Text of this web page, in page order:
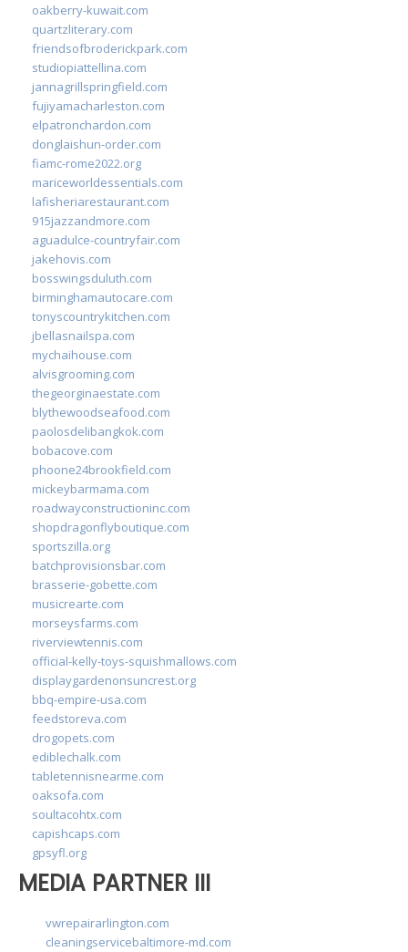
oakberry-kuwait.com
quartzliterary.com
friendsofbroderickpark.com
studiopiattellina.com
jannagrillspringfield.com
fujiyamacharleston.com
elpatronchardon.com
donglaishun-order.com
fiamc-rome2022.org
mariceworldessentials.com
lafisheriarestaurant.com
915jazzandmore.com
aguadulce-countryfair.com
jakehovis.com
bosswingsduluth.com
birminghamautocare.com
tonyscountrykitchen.com
jbellasnailspa.com
mychaihouse.com
alvisgrooming.com
thegeorginaestate.com
blythewoodseafood.com
paolosdelibangkok.com
bobacove.com
phoone24brookfield.com
mickeybarmama.com
roadwayconstructioninc.com
shopdragonflyboutique.com
sportszilla.org
batchprovisionsbar.com
brasserie-gobette.com
musicrearte.com
morseysfarms.com
riverviewtennis.com
official-kelly-toys-squishmallows.com
displaygardenonsuncrest.org
bbq-empire-usa.com
feedstoreva.com
drogopets.com
ediblechalk.com
tabletennisnearme.com
oaksofa.com
soultacohtx.com
capishcaps.com
gpsyfl.org
MEDIA PARTNER III
vwrepairarlington.com
cleaningservicebaltimore-md.com